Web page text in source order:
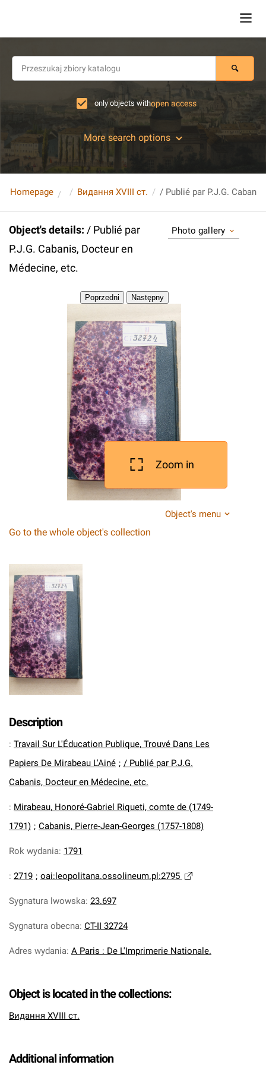
only objects withopen access
More search options
Homepage Видання XVIII ст.
Object's details: / Publié par
P.J.G. Cabanis, Docteur en
Médecine, etc.
Photo gallery
Zoom in
Object's menu
Go to the whole object's collection
Description
: Travail Sur L'Éducation Publique, Trouvé Dans Les
Papiers De Mirabeau L'Ainé ; / Publié par P.J.G.
Cabanis, Docteur en Médecine, etc.
: Mirabeau, Honoré-Gabriel Riqueti, comte de (1749-
1791) ; Cabanis, Pierre-Jean-Georges (1757-1808)
Rok wydania: 1791
: 2719 ; oai:leopolitana.ossolineum.pl:2795
Sygnatura lwowska: 23.697
Sygnatura obecna: CT-II 32724
Adres wydania: A Paris : De L'Imprimerie Nationale.
Object is located in the collections:
Видання XVIII ст.
Additional information